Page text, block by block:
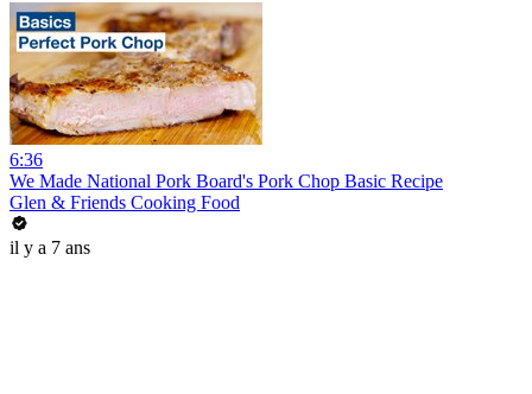
6:36
We Made National Pork Board's Pork Chop Basic Recipe
Glen & Friends Cooking Food
il y a 7 ans